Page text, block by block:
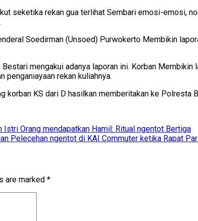
seketika rekan gua terlihat Sembari emosi-emosi,
Soedirman (Unsoed) Purwokerto Membikin
mengakui adanya laporan ini. Korban
penganiayaan rekan kuliahnya.
korban KS dari D hasilkan memberitakan ke Polresta
Orang mendapatkan Hamil: Ritual ngentot Bertiga
Pelecehan ngentot di KAI Commuter ketika Rapat
are marked *